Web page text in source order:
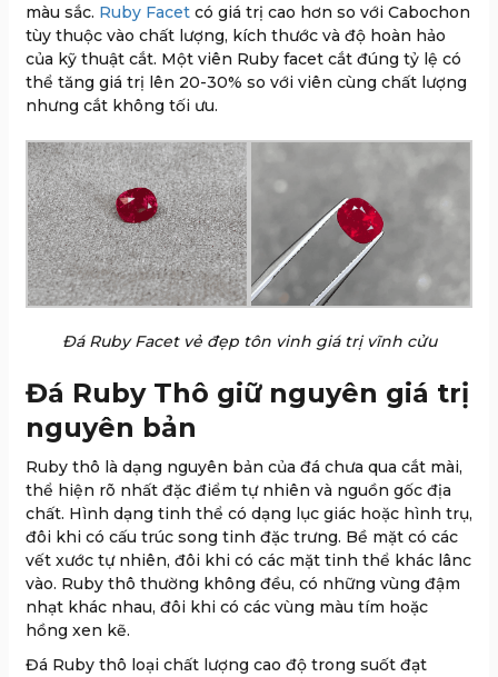
màu sắc. Ruby Facet có giá trị cao hơn so với Cabochon
tùy thuộc vào chất lượng, kích thước và độ hoàn hảo
của kỹ thuật cắt. Một viên Ruby facet cắt đúng tỷ lệ có
thể tăng giá trị lên 20-30% so với viên cùng chất lượng
nhưng cắt không tối ưu.
Đá Ruby Facet vẻ đẹp tôn vinh giá trị vĩnh cửu
Đá Ruby Thô giữ nguyên giá trị
nguyên bản
Ruby thô là dạng nguyên bản của đá chưa qua cắt mài,
thể hiện rõ nhất đặc điểm tự nhiên và nguồn gốc địa
chất. Hình dạng tinh thể có dạng lục giác hoặc hình trụ,
đôi khi có cấu trúc song tinh đặc trưng. Bề mặt có các
vết xước tự nhiên, đôi khi có các mặt tinh thể khác lânc
vào. Ruby thô thường không đều, có những vùng đậm
nhạt khác nhau, đôi khi có các vùng màu tím hoặc
hồng xen kẽ.
Đá Ruby thô loại chất lượng cao độ trong suốt đạt